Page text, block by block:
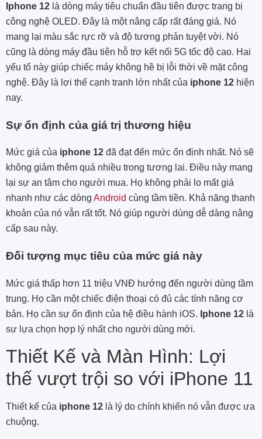
Iphone 12 là dòng máy tiêu chuẩn đầu tiên được trang bị
công nghệ OLED. Đây là một nâng cấp rất đáng giá. Nó
mang lại màu sắc rực rỡ và độ tương phản tuyệt vời. Nó
cũng là dòng máy đầu tiên hỗ trợ kết nối 5G tốc độ cao. Hai
yếu tố này giúp chiếc máy không hề bị lỗi thời về mặt công
nghệ. Đây là lợi thế cạnh tranh lớn nhất của iphone 12 hiện
nay.
Sự ổn định của giá trị thương hiệu
Mức giá của iphone 12 đã đạt đến mức ổn định nhất. Nó sẽ
không giảm thêm quá nhiều trong tương lai. Điều này mang
lại sự an tâm cho người mua. Họ không phải lo mất giá
nhanh như các dòng Android cùng tầm tiền. Khả năng thanh
khoản của nó vẫn rất tốt. Nó giúp người dùng dễ dàng nâng
cấp sau này.
Đối tượng mục tiêu của mức giá này
Mức giá thấp hơn 11 triệu VNĐ hướng đến người dùng tầm
trung. Họ cần một chiếc điện thoại có đủ các tính năng cơ
bản. Họ cần sự ổn định của hệ điều hành iOS. Iphone 12 là
sự lựa chọn hợp lý nhất cho người dùng mới.
Thiết Kế và Màn Hình: Lợi
thế vượt trội so với iPhone 11
Thiết kế của iphone 12 là lý do chính khiến nó vẫn được ưa
chuộng.